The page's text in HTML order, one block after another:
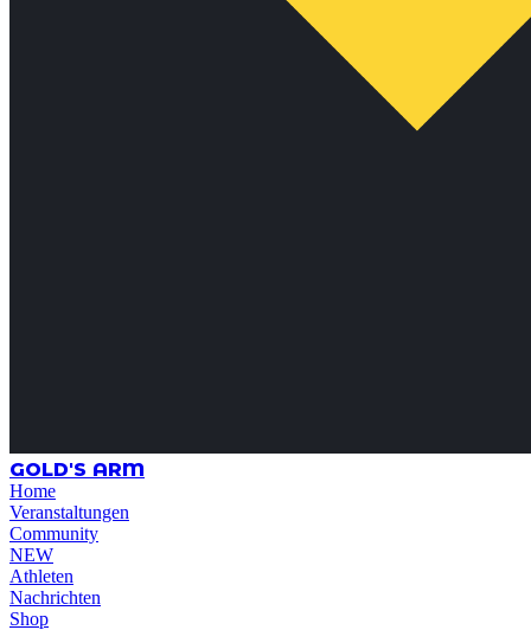
GOLD'S ARM
Home
Veranstaltungen
Community
NEW
Athleten
Nachrichten
Shop